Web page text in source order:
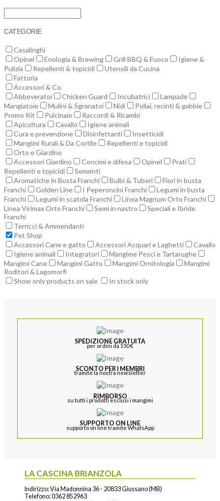
CATEGORIE
Casalinghi
Opinel
Enologia & Brewing Grill BBQ & Fuoco
Igiene &
Pulizia
Repellenti & topicidi
Utensili da Cucina
Fattoria
Accessori & Co.
Abbeveratoi
Chicken Guard Incubatrici
Lampade
Mangiatoie
Mulini & Sgranatoi Nidi
Pollai, recinti & gabbie
Promo Kit
Pulcinaie
Raccordi & Ricambi
Apicoltura
Cavallo
Igiene animali
Cura e prevenzione
Disinfettanti
Insetticidi
Mangimi Rurali & Da Cortile
Repellenti e topicidi
Orto e Giardino
Accessori Giardino
Concimi e difesa Opinel
Prati
Repellenti e topicidi
Sementi
Aromatiche in Busta Franchi
Bulbi & Tuberi
Fiori in busta
Franchi
Golden Line I Peperoncini Franchi
Legumi in busta
Franchi
Legumi in scatola Franchi
Linea Magnum Orto Franchi
Linea Virimax Orto Franchi
Semi in nastro
Speciali e Ibride
Franchi
Terricci & Ammendanti
Pet Shop
Accassori Cane e gatto
Accessori Acquari e Laghetti
Cavallo
Igiene animali
Integratori
Mangime Pesci e Tartarughe
Mangimi Cane
Mangimi Gatto Mangimi Ornitologia
Mangimi
Roditori & Lagomorfi
Show only products on sale
In stock only
SPEDIZIONE GRATUITA
per ordini da 150 €
SCONTO PER I MEMBRI
tramite la nostra newsletter
RIMBORSO
su tutti i prodotti esclusi i mangimi
SUPPORTO ON LINE
supporto on line tramite WhatsApp
LA CASCINA BRIANZOLA
Indirizzo: Via Madonnina 36 - 20833 Giussano (MB)
Telefono:0362 852963